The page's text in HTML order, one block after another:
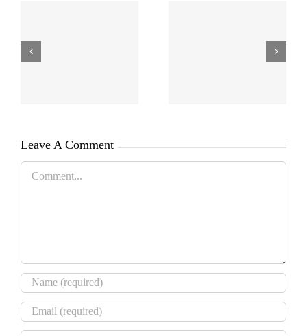
Leave A Comment
Comment